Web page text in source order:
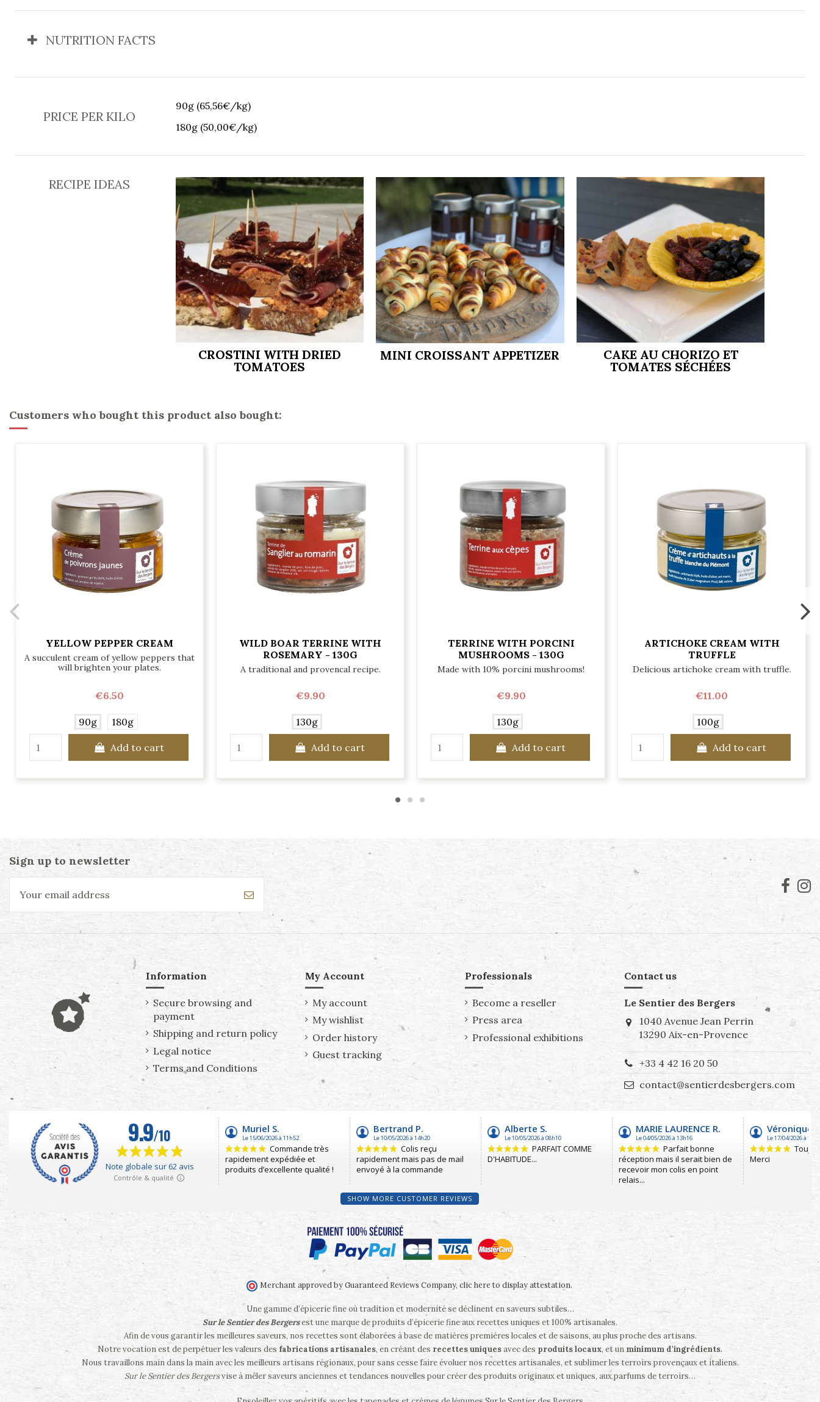
NUTRITION FACTS
PRICE PER KILO
90g (65,56€/kg)
180g (50,00€/kg)
RECIPE IDEAS
CROSTINI WITH DRIED
TOMATOES
MINI CROISSANT APPETIZER
CAKE AU CHORIZO ET
TOMATES SÉCHÉES
Customers who bought this product also bought:
YELLOW PEPPER CREAM
A succulent cream of yellow peppers that
will brighten your plates.
€6.50
90g 180g
Add to cart
WILD BOAR TERRINE WITH
ROSEMARY - 130G
A traditional and provencal recipe.
€9.90
130g
Add to cart
TERRINE WITH PORCINI
MUSHROOMS - 130G
Made with 10% porcini mushrooms!
€9.90
130g
Add to cart
ARTICHOKE CREAM WITH
TRUFFLE
Delicious artichoke cream with truffle.
€11.00
100g
Add to cart
Sign up to newsletter
Information
Secure browsing and
payment
Shipping and return policy
Legal notice
Terms and Conditions
My Account
My account
My wishlist
Order history
Guest tracking
Professionals
Become a reseller
Press area
Professional exhibitions
Contact us
Le Sentier des Bergers
1040 Avenue Jean Perrin
13290 Aix-en-Provence
+33 4 42 16 20 50
contact@sentierdesbergers.com
SHOW MORE CUSTOMER REVIEWS
Merchant approved by Guaranteed Reviews Company, clic here to display attestation.
Une gamme d’épicerie fine où tradition et modernité se déclinent en saveurs subtiles…
Sur le Sentier des Bergersest une marque de produits d’épicerie fine aux recettes uniques et 100% artisanales.
Afin de vous garantir les meilleures saveurs, nos recettes sont élaborées à base de matières premières locales et de saisons, au plus proche des artisans.
Notre vocation est de perpétuer les valeurs des fabrications artisanales, en créant des recettes uniquesavec des produits locaux, et un minimum d'ingrédients.
Nous travaillons main dans la main avec les meilleurs artisans régionaux, pour sans cesse faire évoluer nos recettes artisanales, et sublimer les terroirs provençaux et italiens.
Sur le Sentier des Bergersvise à mêler saveurs anciennes et tendances nouvelles pour créer des produits originaux et uniques, aux parfums de terroirs…